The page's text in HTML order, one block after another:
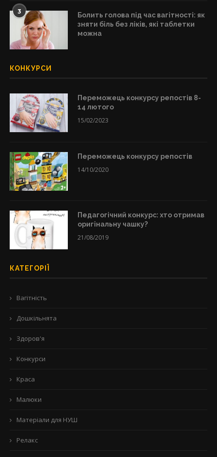
3
Болить голова під час вагітності: як
зняти біль без ліків, які таблетки
можна
КОНКУРСИ
Переможець конкурсу репостів 8-
14 лютого
15/02/2023
Переможець конкурсу репостів
14/10/2020
Педагогічний конкурс: хто отримав
оригінальну чашку?
21/08/2019
КАТЕГОРІЇ
Вагітність
Дошкільнята
Здоров'я
Конкурси
Краса
Малюки
Матеріали для НУШ
Релакс